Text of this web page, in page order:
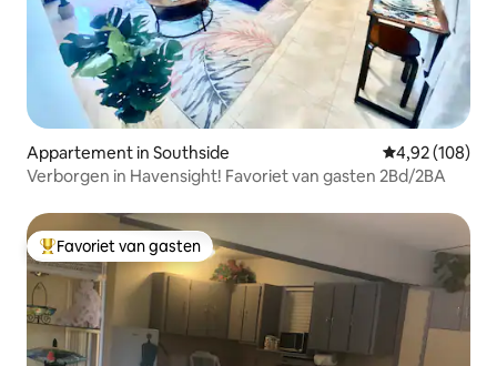
Appartement in Southside Gemiddelde
4,92 (108)
Verborgen in Havensight! Favoriet van gasten 2Bd/2BA
Topfavoriet van gasten
Favoriet van gasten